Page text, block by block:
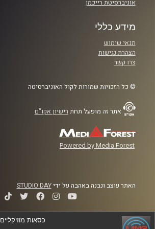
אוניברסיטת רייכמן
מידע כללי
תנאי שימוש
הצהרת נגישות
צרו קשר
© כל הזכויות שמורות לקול האוניברסיטה
אתר זה מופעל תחת רישיון אקו"ם
Powered by Media Forest
האתר עוצב ונבנה באהבה על ידיSTUDIO DAY
כסאות מוזיקליים